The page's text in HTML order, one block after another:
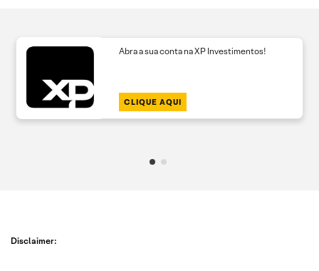
Abra a sua conta na XP Investimentos!
CLIQUE AQUI
Disclaimer: